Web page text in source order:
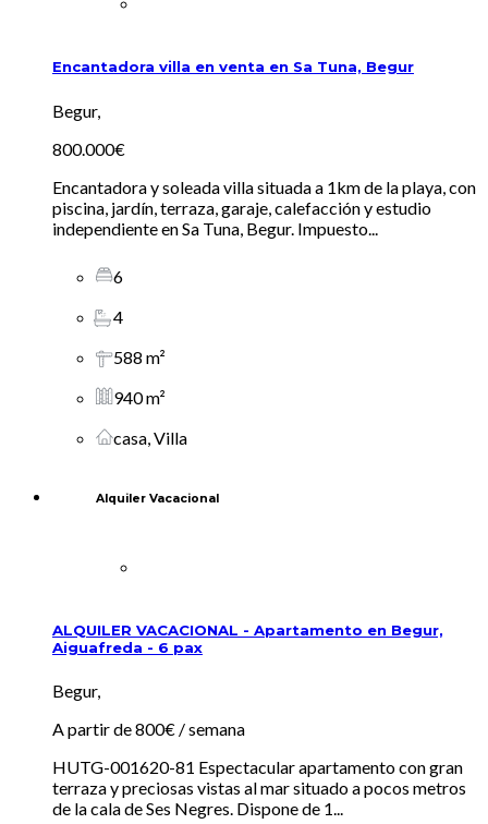
Encantadora villa en venta en Sa Tuna, Begur
Begur,
800.000€
Encantadora y soleada villa situada a 1km de la playa, con
piscina, jardín, terraza, garaje, calefacción y estudio
independiente en Sa Tuna, Begur. Impuesto...
6
4
588 m²
940 m²
casa, Villa
Alquiler Vacacional
ALQUILER VACACIONAL - Apartamento en Begur,
Aiguafreda - 6 pax
Begur,
A partir de800€ / semana
HUTG-001620-81 Espectacular apartamento con gran
terraza y preciosas vistas al mar situado a pocos metros
de la cala de Ses Negres. Dispone de 1...